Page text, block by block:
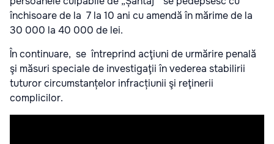
închisoare de la 7 la 10 ani cu amendă în mărime de la
30 000 la 40 000 de lei.
În continuare, se întreprind acţiuni de urmărire penală
şi măsuri speciale de investigaţii în vederea stabilirii
tuturor circumstanțelor infracțiunii şi reţinerii
complicilor.